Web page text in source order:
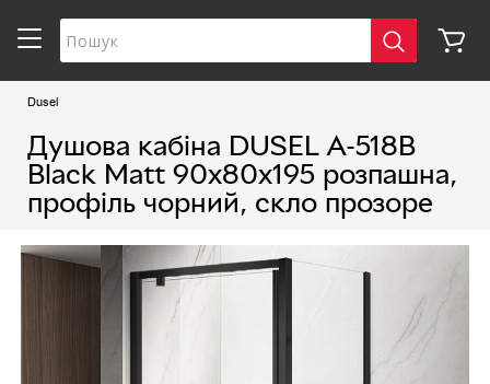
Dusel
Душова кабіна DUSEL A-518B
Black Matt 90х80х195 розпашна,
профіль чорний, скло прозоре